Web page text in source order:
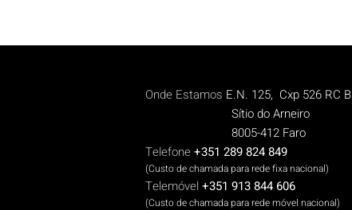
Onde Estamos E.N. 125, Cxp 526 RC B
Sítio do Arneiro
8005-412 Faro
Telefone+351 289 824 849
(Custo de chamada para rede fixa nacional)
Telemóvel+351 913 844 606
(Custo de chamada para rede móvel nacional)